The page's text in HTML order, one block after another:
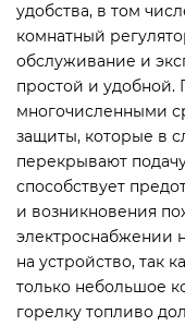
удобства, в том
комнатный
обслуживание и
простой и удобной.
многочисленными
защиты, которые в
перекрывают
способствует
и возникновения
электроснабжении
на устройство, так
только небольшое
горелку топливо